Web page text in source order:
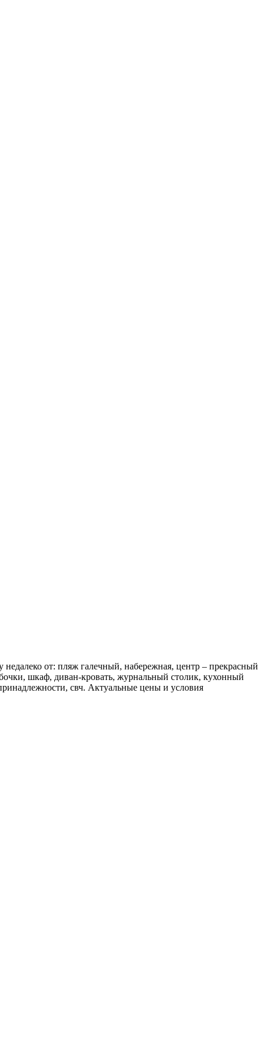
от: пляж галечный, набережная, центр – прекрасный
шкаф, диван-кровать, журнальный столик, кухонный
свч. Актуальные цены и условия